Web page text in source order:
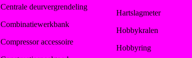
Centrale deurvergrendeling
Combinatiewerkbank
Compressor accessoire
Hartslagmeter
Hobbykralen
Hobbyring